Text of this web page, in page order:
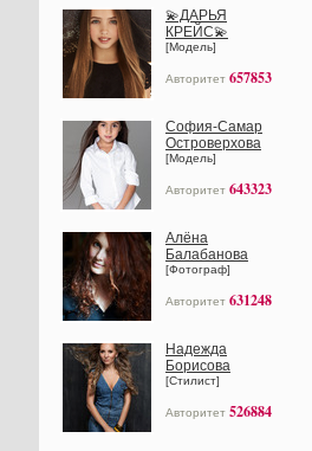
💫ДАРЬЯ
КРЕЙС💫
[Модель]
Авторитет 657853
София-Самар
Островерхова
[Модель]
Авторитет 643323
Алёна
Балабанова
[Фотограф]
Авторитет 631248
Надежда
Борисова
[Стилист]
Авторитет 526884